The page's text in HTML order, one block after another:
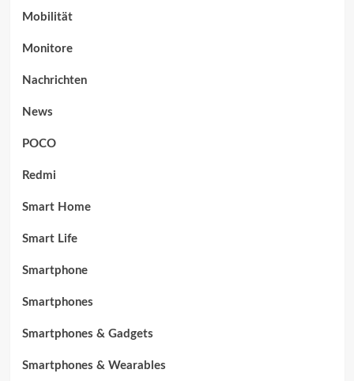
Mobilität
Monitore
Nachrichten
News
POCO
Redmi
Smart Home
Smart Life
Smartphone
Smartphones
Smartphones & Gadgets
Smartphones & Wearables